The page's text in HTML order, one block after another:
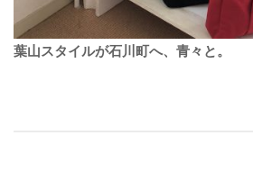
葉山スタイルが石川町へ、青々と。